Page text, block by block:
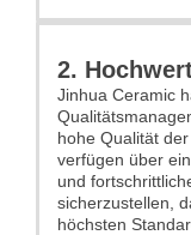
2.
Jinhua Ceramic
hohe Qualität
verfügen über
und
sicherzustellen,
höchsten